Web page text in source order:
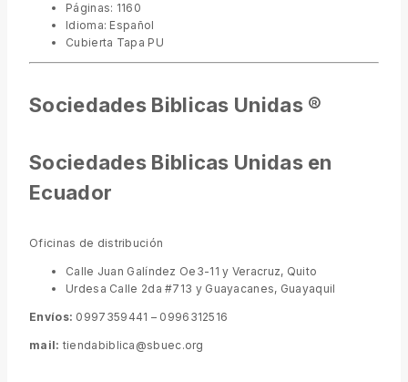
Páginas: 1160
Idioma: Español
Cubierta Tapa PU
Sociedades Biblicas Unidas ®
Sociedades Biblicas Unidas en
Ecuador
Oficinas de distribución
Calle Juan Galíndez Oe3-11 y Veracruz, Quito
Urdesa Calle 2da #713 y Guayacanes, Guayaquil
Envíos: 0997359441 – 0996312516
mail: tiendabiblica@sbuec.org